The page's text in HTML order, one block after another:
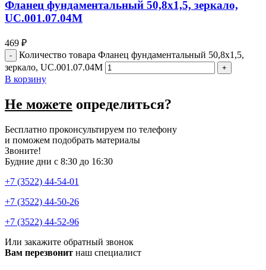
Фланец фундаментальный 50,8х1,5, зеркало,
UC.001.07.04M
469 ₽
Количество товара Фланец фундаментальный 50,8х1,5,
зеркало, UC.001.07.04M
В корзину
Не можете определиться?
Бесплатно проконсультируем по телефону
и поможем подобрать материалы
Звоните!
Будние дни с 8:30 до 16:30
+7 (3522) 44-54-01
+7 (3522) 44-50-26
+7 (3522) 44-52-96
Или закажите обратный звонок
Вам перезвонит наш специалист